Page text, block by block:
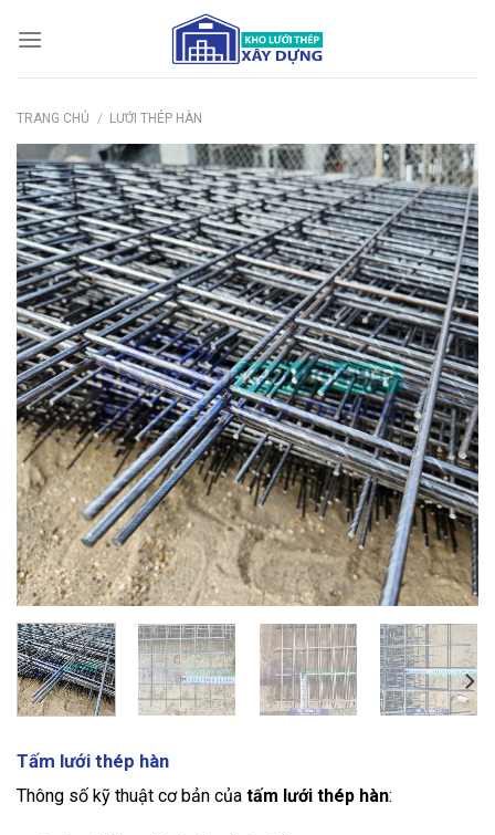
qua
TRANG CHỦ / LƯỚI THÉP HÀN
Tấm lưới thép hàn
Thông số kỹ thuật cơ bản của tấm lưới thép hàn: